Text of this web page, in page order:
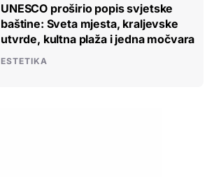
UNESCO proširio popis svjetske
baštine: Sveta mjesta, kraljevske
utvrde, kultna plaža i jedna močvara
ESTETIKA